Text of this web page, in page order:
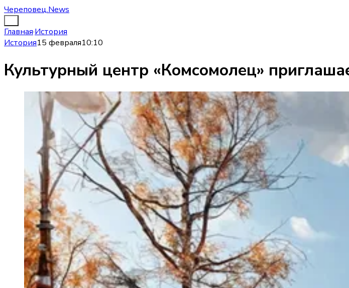
Череповец.News
Главная·История
История15 февраля10:10
Культурный центр «Комсомолец»